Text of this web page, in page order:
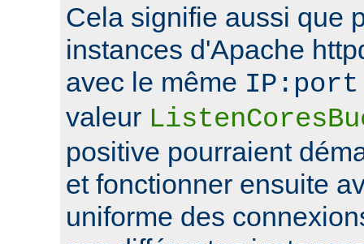
Cela signifie aussi que
instances d'Apache
avec le même IP:port
valeur
positive pourraient
et fonctionner ensuite
uniforme des